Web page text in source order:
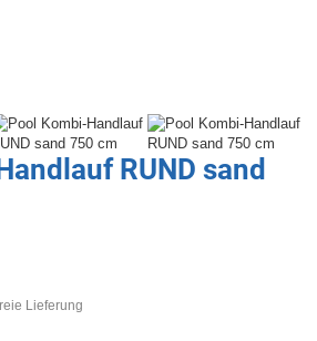
RUND sand
Lieferung